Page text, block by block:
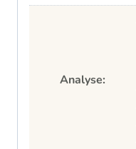
Analyse: